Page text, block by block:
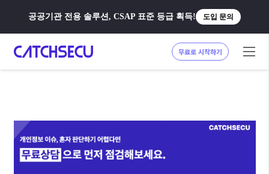
공공기관 전용 솔루션, CSAP 표준 등급 획득! 도입 문의
무료로 시작하기